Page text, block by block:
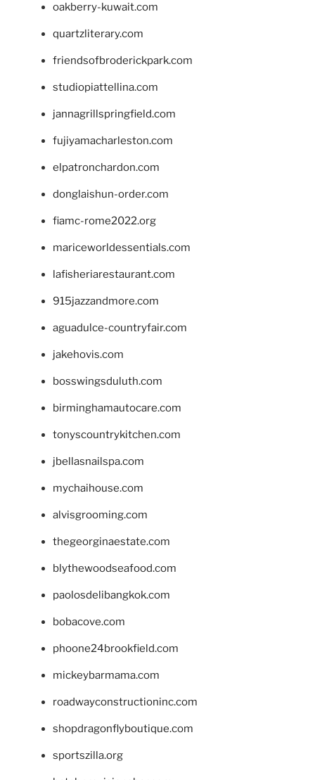
oakberry-kuwait.com
quartzliterary.com
friendsofbroderickpark.com
studiopiattellina.com
jannagrillspringfield.com
fujiyamacharleston.com
elpatronchardon.com
donglaishun-order.com
fiamc-rome2022.org
mariceworldessentials.com
lafisheriarestaurant.com
915jazzandmore.com
aguadulce-countryfair.com
jakehovis.com
bosswingsduluth.com
birminghamautocare.com
tonyscountrykitchen.com
jbellasnailspa.com
mychaihouse.com
alvisgrooming.com
thegeorginaestate.com
blythewoodseafood.com
paolosdelibangkok.com
bobacove.com
phoone24brookfield.com
mickeybarmama.com
roadwayconstructioninc.com
shopdragonflyboutique.com
sportszilla.org